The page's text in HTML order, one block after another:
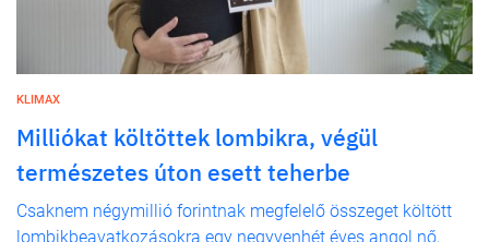
KLIMAX
Milliókat költöttek lombikra, végül
természetes úton esett teherbe
Csaknem négymillió forintnak megfelelő összeget költött
lombikbeavatkozásokra egy negyvenhét éves angol nő,